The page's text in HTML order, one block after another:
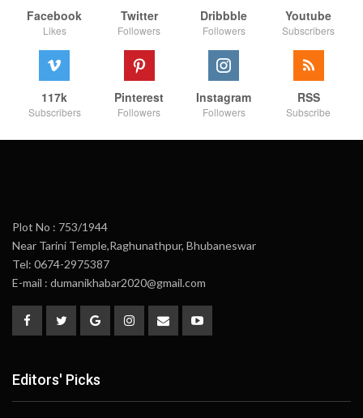
Facebook
Likes
Twitter
Followers
Dribbble
Followers
Youtube
Subscribers
117k
Subscribers
Pinterest
Followers
Instagram
Followers
RSS
Subscribe
Plot No : 753/1944
Near Tarini Temple,Raghunathpur, Bhubaneswar
Tel: 0674-2975387
E-mail : dumanikhabar2020@gmail.com
Editors' Picks